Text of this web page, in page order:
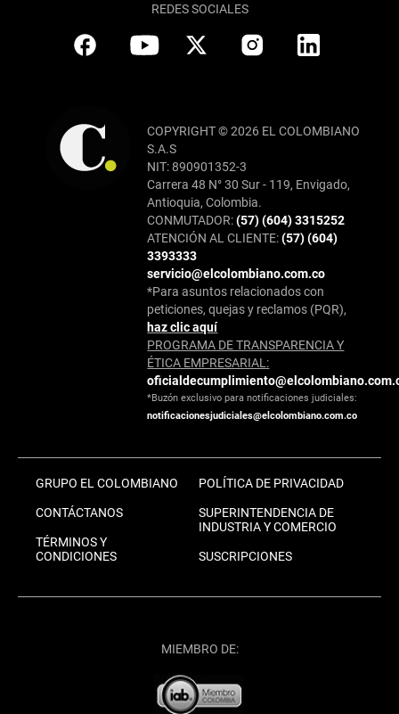
REDES SOCIALES
COPYRIGHT © 2026 EL COLOMBIANO
S.A.S
NIT: 890901352-3
Carrera 48 N° 30 Sur - 119, Envigado,
Antioquia, Colombia.
CONMUTADOR:(57) (604) 3315252
ATENCIÓN AL CLIENTE:(57) (604)
3393333
servicio@elcolombiano.com.co
*Para asuntos relacionados con
peticiones, quejas y reclamos (PQR),
haz clic aquí
PROGRAMA DE TRANSPARENCIA Y
ÉTICA EMPRESARIAL:
*Buzón exclusivo para notificaciones judiciales:
notificacionesjudiciales@elcolombiano.com.co
GRUPO EL COLOMBIANO
CONTÁCTANOS
TÉRMINOS Y
CONDICIONES
POLÍTICA DE PRIVACIDAD
SUPERINTENDENCIA DE
INDUSTRIA Y COMERCIO
SUSCRIPCIONES
MIEMBRO DE: